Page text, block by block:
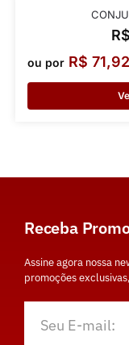
R$
ou por R$ 71,92
Receba
Assine agora nossa
promoções